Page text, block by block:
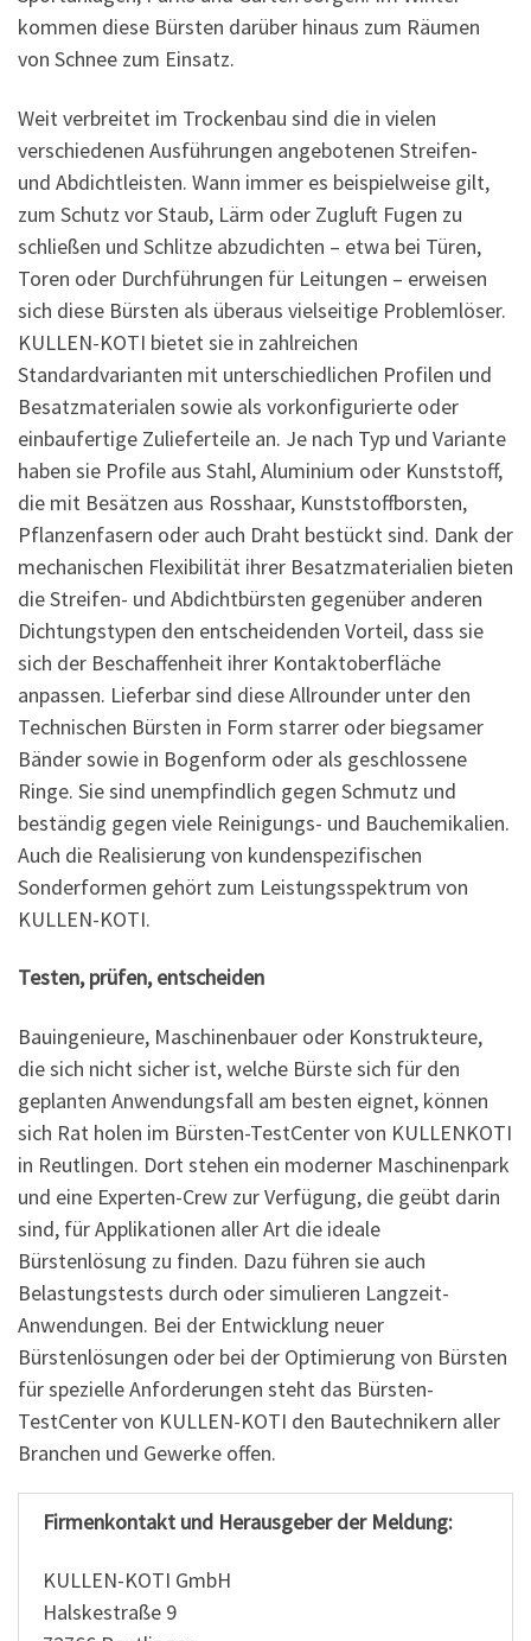
kommen diese Bürsten darüber hinaus zum Räumen
von Schnee zum Einsatz.
Weit verbreitet im Trockenbau sind die in vielen
verschiedenen Ausführungen angebotenen Streifen-
und Abdichtleisten. Wann immer es beispielweise gilt,
zum Schutz vor Staub, Lärm oder Zugluft Fugen zu
schließen und Schlitze abzudichten – etwa bei Türen,
Toren oder Durchführungen für Leitungen – erweisen
sich diese Bürsten als überaus vielseitige Problemlöser.
KULLEN-KOTI bietet sie in zahlreichen
Standardvarianten mit unterschiedlichen Profilen und
Besatzmaterialen sowie als vorkonfigurierte oder
einbaufertige Zulieferteile an. Je nach Typ und Variante
haben sie Profile aus Stahl, Aluminium oder Kunststoff,
die mit Besätzen aus Rosshaar, Kunststoffborsten,
Pflanzenfasern oder auch Draht bestückt sind. Dank der
mechanischen Flexibilität ihrer Besatzmaterialien bieten
die Streifen- und Abdichtbürsten gegenüber anderen
Dichtungstypen den entscheidenden Vorteil, dass sie
sich der Beschaffenheit ihrer Kontaktoberfläche
anpassen. Lieferbar sind diese Allrounder unter den
Technischen Bürsten in Form starrer oder biegsamer
Bänder sowie in Bogenform oder als geschlossene
Ringe. Sie sind unempfindlich gegen Schmutz und
beständig gegen viele Reinigungs- und Bauchemikalien.
Auch die Realisierung von kundenspezifischen
Sonderformen gehört zum Leistungsspektrum von
KULLEN-KOTI.
Testen, prüfen, entscheiden
Bauingenieure, Maschinenbauer oder Konstrukteure,
die sich nicht sicher ist, welche Bürste sich für den
geplanten Anwendungsfall am besten eignet, können
sich Rat holen im Bürsten-TestCenter von KULLENKOTI
in Reutlingen. Dort stehen ein moderner Maschinenpark
und eine Experten-Crew zur Verfügung, die geübt darin
sind, für Applikationen aller Art die ideale
Bürstenlösung zu finden. Dazu führen sie auch
Belastungstests durch oder simulieren Langzeit-
Anwendungen. Bei der Entwicklung neuer
Bürstenlösungen oder bei der Optimierung von Bürsten
für spezielle Anforderungen steht das Bürsten-
TestCenter von KULLEN-KOTI den Bautechnikern aller
Branchen und Gewerke offen.
Firmenkontakt und Herausgeber der Meldung:
KULLEN-KOTI GmbH
Halskestraße 9